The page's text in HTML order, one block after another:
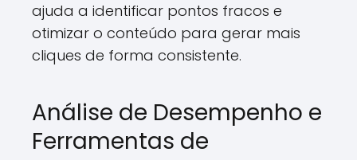
ajuda a identificar pontos fracos e
otimizar o conteúdo para gerar mais
cliques de forma consistente.
Análise de Desempenho e
Ferramentas de